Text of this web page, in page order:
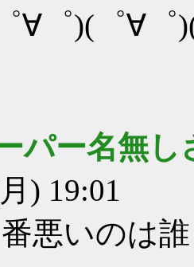
∀゜)(゜∀
パー名無
) 19:01
悪いのは